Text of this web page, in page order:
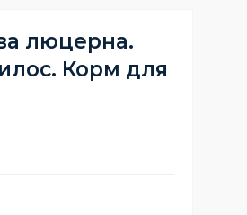
люцерна.
Корм для